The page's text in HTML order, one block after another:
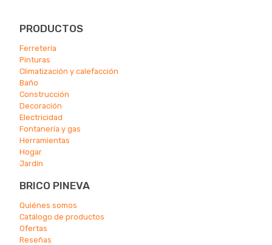
PRODUCTOS
Ferretería
Pinturas
Climatización y calefacción
Baño
Construcción
Decoración
Electricidad
Fontanería y gas
Herramientas
Hogar
Jardín
BRICO PINEVA
Quiénes somos
Catálogo de productos
Ofertas
Reseñas